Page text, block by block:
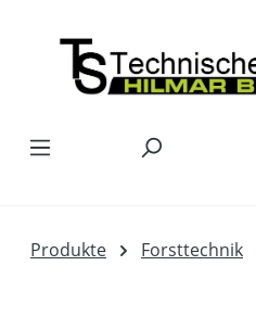
Produkte Forsttechnik